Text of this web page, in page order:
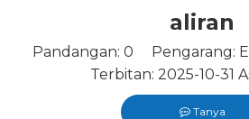
aliran
Pandangan: 0 Pengarang:
Terbitan: 2025-10-31
Tanya